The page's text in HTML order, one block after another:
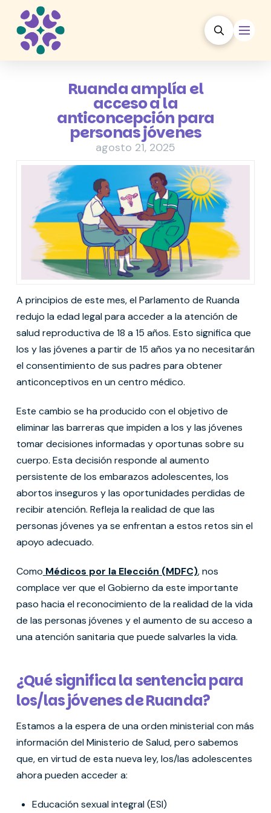
Ruanda amplía el
acceso a la
anticoncepción para
personas jóvenes
agosto 21, 2025
A principios de este mes, el Parlamento de Ruanda
redujo la edad legal para acceder a la atención de
salud reproductiva de 18 a 15 años. Esto significa que
los y las jóvenes a partir de 15 años ya no necesitarán
el consentimiento de sus padres para obtener
anticonceptivos en un centro médico.
Este cambio se ha producido con el objetivo de
eliminar las barreras que impiden a los y las jóvenes
tomar decisiones informadas y oportunas sobre su
cuerpo. Esta decisión responde al aumento
persistente de los embarazos adolescentes, los
abortos inseguros y las oportunidades perdidas de
recibir atención. Refleja la realidad de que las
personas jóvenes ya se enfrentan a estos retos sin el
apoyo adecuado.
Como Médicos por la Elección (MDFC), nos
complace ver que el Gobierno da este importante
paso hacia el reconocimiento de la realidad de la vida
de las personas jóvenes y el aumento de su acceso a
una atención sanitaria que puede salvarles la vida.
¿Qué significa la sentencia para
los/las jóvenes de Ruanda?
Estamos a la espera de una orden ministerial con más
información del Ministerio de Salud, pero sabemos
que, en virtud de esta nueva ley, los/las adolescentes
ahora pueden acceder a:
⁠Educación sexual integral (ESI)